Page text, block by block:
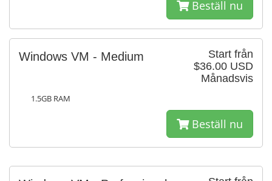
Beställ nu
Start från
$36.00 USD
Månadsvis
Windows VM - Medium
1.5GB RAM
Beställ nu